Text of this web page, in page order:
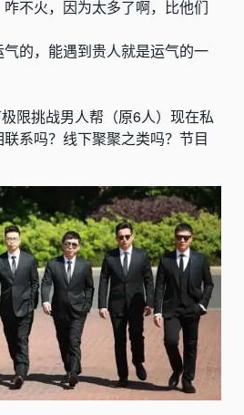
不火，因为太多了啊，比他们
的，能遇到贵人就是运气的一
限挑战男人帮（原6人）现在私
系吗？线下聚聚之类吗？节目